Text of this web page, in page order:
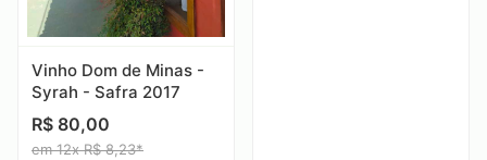
Vinho Dom de Minas -
Syrah - Safra 2017
R$ 80,00
em 12x R$ 8,23*